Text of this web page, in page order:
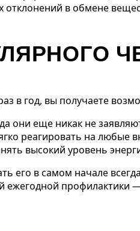
отклонений в обмене
в год, вы получаете
они еще никак не
реагировать на любые
высокий уровень
его в самом начале
ежегодной профилактики